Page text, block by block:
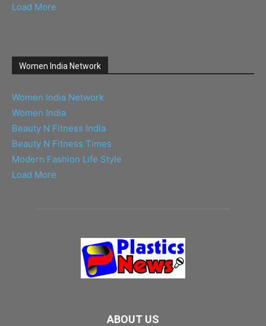
Load More
Women India Network
Women India Network
Women India
Beauty N Fitness India
Beauty N Fitness Times
Modern Fashion Life Style
Load More
ABOUT US